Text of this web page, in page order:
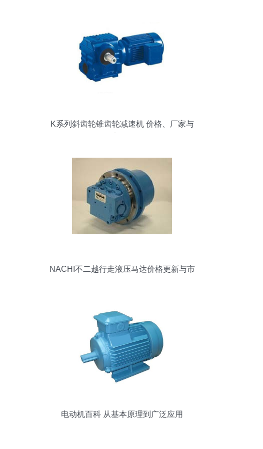
K系列斜齿轮锥齿轮减速机 价格、厂家与
NACHI不二越行走液压马达价格更新与市
电动机百科 从基本原理到广泛应用